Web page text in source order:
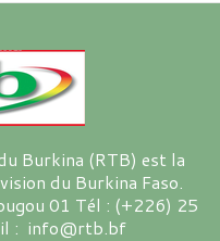
Burkina (RTB) est la
du Burkina Faso.
01 Tél : (+226) 25
: info@rtb.bf